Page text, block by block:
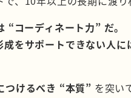
“コーディネート力” だ。
をサポートできない人に
つけるべき “本質” を突い